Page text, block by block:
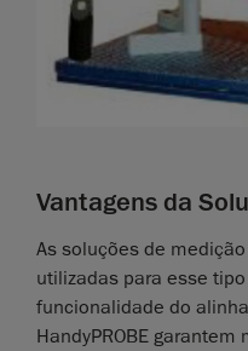
Vantagens da
As soluções de
utilizadas para esse
funcionalidade do
HandyPROBE